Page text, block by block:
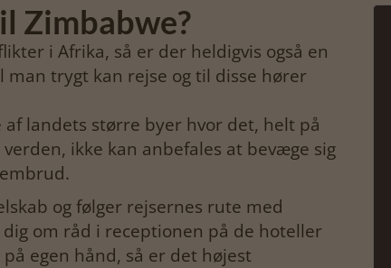
Zimbabwe?
i Afrika, så er der heldigvis også en
trygt kan rejse og til disse hører
landets større byer hvor det, helt på
ikke kan anbefales at bevæge sig
og følger rejsernes rute med
om råd i receptionen på de hoteller
egen hånd, så er det højest